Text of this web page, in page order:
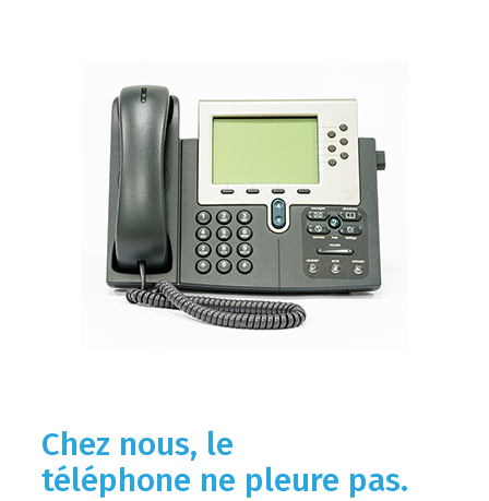
Chez nous, le
téléphone ne pleure pas.